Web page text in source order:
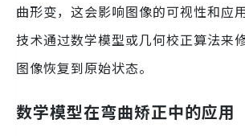
曲形变，这会影响图像的可视性和应
技术通过数学模型或几何校正算法来
图像恢复到原始状态。
数学模型在弯曲矫正中的应用